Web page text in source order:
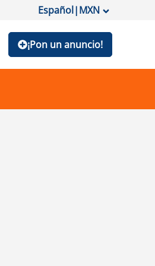
Español|MXN
¡Pon un anuncio!